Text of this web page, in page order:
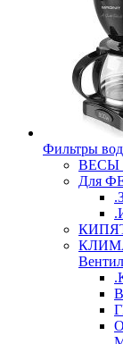
Фильтры
ВЕСЫ
Для